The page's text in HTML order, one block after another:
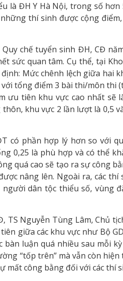
là ĐH Y Hà Nội, trong số
thí sinh được cộng
chế tuyển sinh ĐH, CĐ
sức quan tâm. Cụ thể, tại
Mức chênh lệch giữa hai
tổng điểm 3 bài thi/môn
ưu tiên khu vực cao nhất sẽ
khu vực 2 lần lượt là 0,5
có phần hợp lý hơn so với
0,25 là phù hợp và có thể
quá cao sẽ tạo ra sự công
nâng lên. Ngoài ra, các
dân tộc thiểu số, vùng
Nguyễn Tùng Lâm, Chủ
giữa các khu vực như Bộ
luận quá nhiều sau mỗi
“tốp trên” mà vẫn còn
mất công bằng đối với các thí